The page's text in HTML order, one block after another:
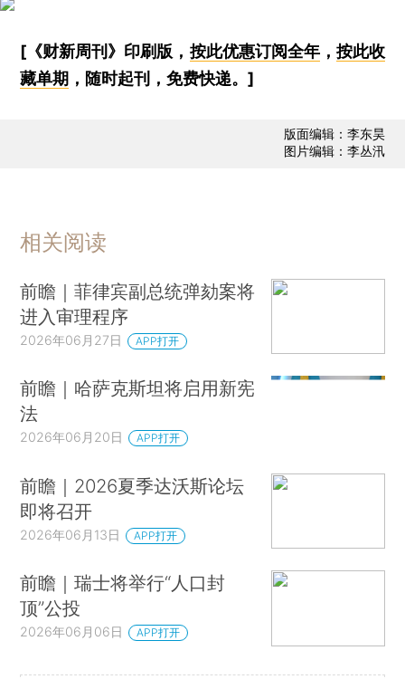
[《财新周刊》印刷版， 按此优惠订阅全年， 按此收
藏单期 ，随时起刊，免费快递。]
版面编辑：李东昊
图片编辑：李丛汛
相关阅读
前瞻｜菲律宾副总统弹劾案将
进入审理程序
2026年06月27日 APP打开
前瞻｜哈萨克斯坦将启用新宪
法
2026年06月20日 APP打开
前瞻｜2026夏季达沃斯论坛
即将召开
2026年06月13日 APP打开
前瞻｜瑞士将举行“人口封
顶”公投
2026年06月06日 APP打开